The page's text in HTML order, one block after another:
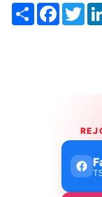
Share Facebook